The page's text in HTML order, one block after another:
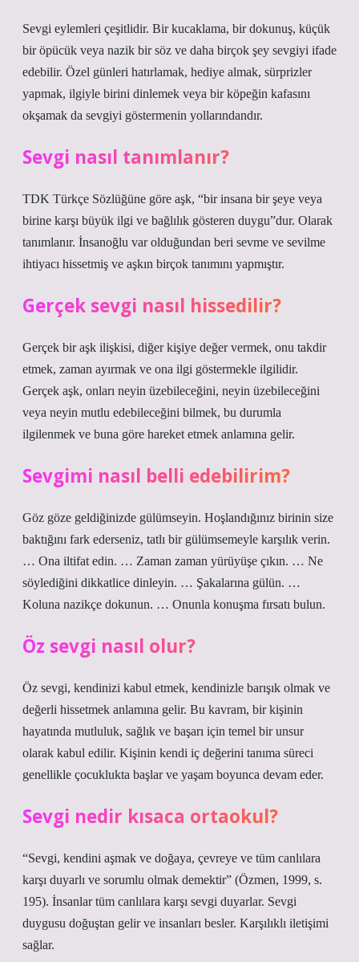
Sevgi eylemleri çeşitlidir. Bir kucaklama, bir dokunuş, küçük
bir öpücük veya nazik bir söz ve daha birçok şey sevgiyi ifade
edebilir. Özel günleri hatırlamak, hediye almak, sürprizler
yapmak, ilgiyle birini dinlemek veya bir köpeğin kafasını
okşamak da sevgiyi göstermenin yollarındandır.
Sevgi nasıl tanımlanır?
TDK Türkçe Sözlüğüne göre aşk, “bir insana bir şeye veya
birine karşı büyük ilgi ve bağlılık gösteren duygu”dur. Olarak
tanımlanır. İnsanoğlu var olduğundan beri sevme ve sevilme
ihtiyacı hissetmiş ve aşkın birçok tanımını yapmıştır.
Gerçek sevgi nasıl hissedilir?
Gerçek bir aşk ilişkisi, diğer kişiye değer vermek, onu takdir
etmek, zaman ayırmak ve ona ilgi göstermekle ilgilidir.
Gerçek aşk, onları neyin üzebileceğini, neyin üzebileceğini
veya neyin mutlu edebileceğini bilmek, bu durumla
ilgilenmek ve buna göre hareket etmek anlamına gelir.
Sevgimi nasıl belli edebilirim?
Göz göze geldiğinizde gülümseyin. Hoşlandığınız birinin size
baktığını fark ederseniz, tatlı bir gülümsemeyle karşılık verin.
… Ona iltifat edin. … Zaman zaman yürüyüşe çıkın. … Ne
söylediğini dikkatlice dinleyin. … Şakalarına gülün. …
Koluna nazikçe dokunun. … Onunla konuşma fırsatı bulun.
Öz sevgi nasıl olur?
Öz sevgi, kendinizi kabul etmek, kendinizle barışık olmak ve
değerli hissetmek anlamına gelir. Bu kavram, bir kişinin
hayatında mutluluk, sağlık ve başarı için temel bir unsur
olarak kabul edilir. Kişinin kendi iç değerini tanıma süreci
genellikle çocuklukta başlar ve yaşam boyunca devam eder.
Sevgi nedir kısaca ortaokul?
“Sevgi, kendini aşmak ve doğaya, çevreye ve tüm canlılara
karşı duyarlı ve sorumlu olmak demektir” (Özmen, 1999, s.
195). İnsanlar tüm canlılara karşı sevgi duyarlar. Sevgi
duygusu doğuştan gelir ve insanları besler. Karşılıklı iletişimi
sağlar.